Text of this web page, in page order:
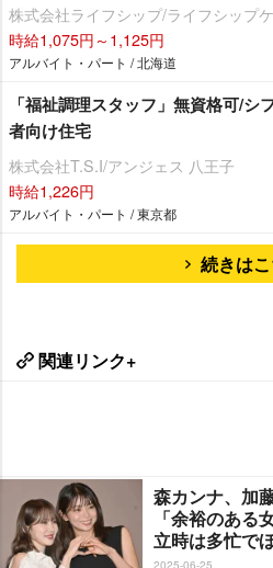
株式会社ライフシップ/ライフシップ
時給1,075円～1,125円
アルバイト・パート / 北海道
「福祉調理スタッフ」無資格可/
者向け住宅
株式会社T.S.I/アンジェス 八王子
時給1,226円
アルバイト・パート / 東京都
続きは
関連リンク+
森カンナ、加
「余裕のあ
立時は多忙で
2025-06-25